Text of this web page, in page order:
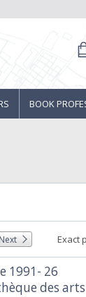
BOOK
Exact
1991- 26
des